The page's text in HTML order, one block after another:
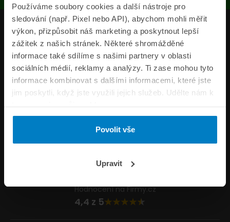
Používáme soubory cookies a další nástroje pro
sledování (např. Pixel nebo API), abychom mohli měřit
výkon, přizpůsobit náš marketing a poskytnout lepší
zážitek z našich stránek. Některé shromážděné
informace také sdílíme s našimi partnery v oblasti
sociálních médií, reklamy a analýzy. Ti zase mohou tyto
informace kombinovat s dalšími informacemi, které jste
jim poskytli, když jste využili jejich služeb. Udělte nám k
tomu prosím svůj souhlas.
Povolit vše
Upravit
Produkty
Pojišťovny
Informace
ePojisteni.cz
Formuláře
Napište nám
Hodnocení na Firmy.cz
4,4 z 5